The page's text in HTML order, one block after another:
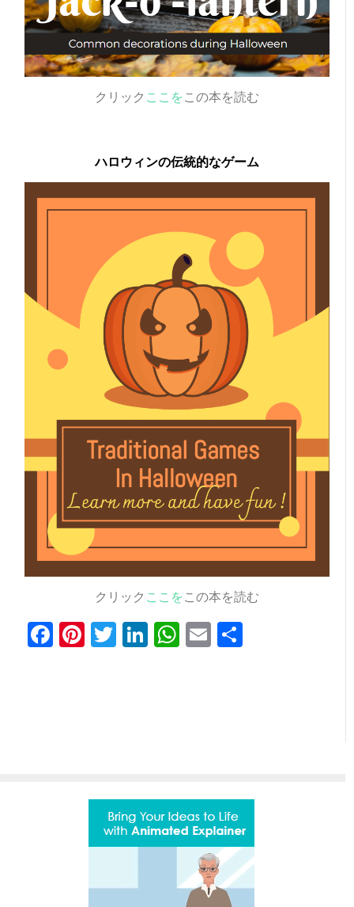
クリック ここをこの本を読む
ハロウィンの伝統的なゲーム
クリック ここをこの本を読む
Facebook
Pinterest
Twitter
LinkedIn
WhatsApp
Email